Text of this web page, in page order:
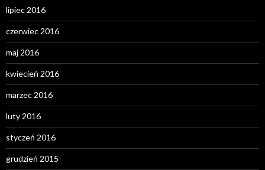
lipiec 2016
czerwiec 2016
maj 2016
kwiecień 2016
marzec 2016
luty 2016
styczeń 2016
grudzień 2015